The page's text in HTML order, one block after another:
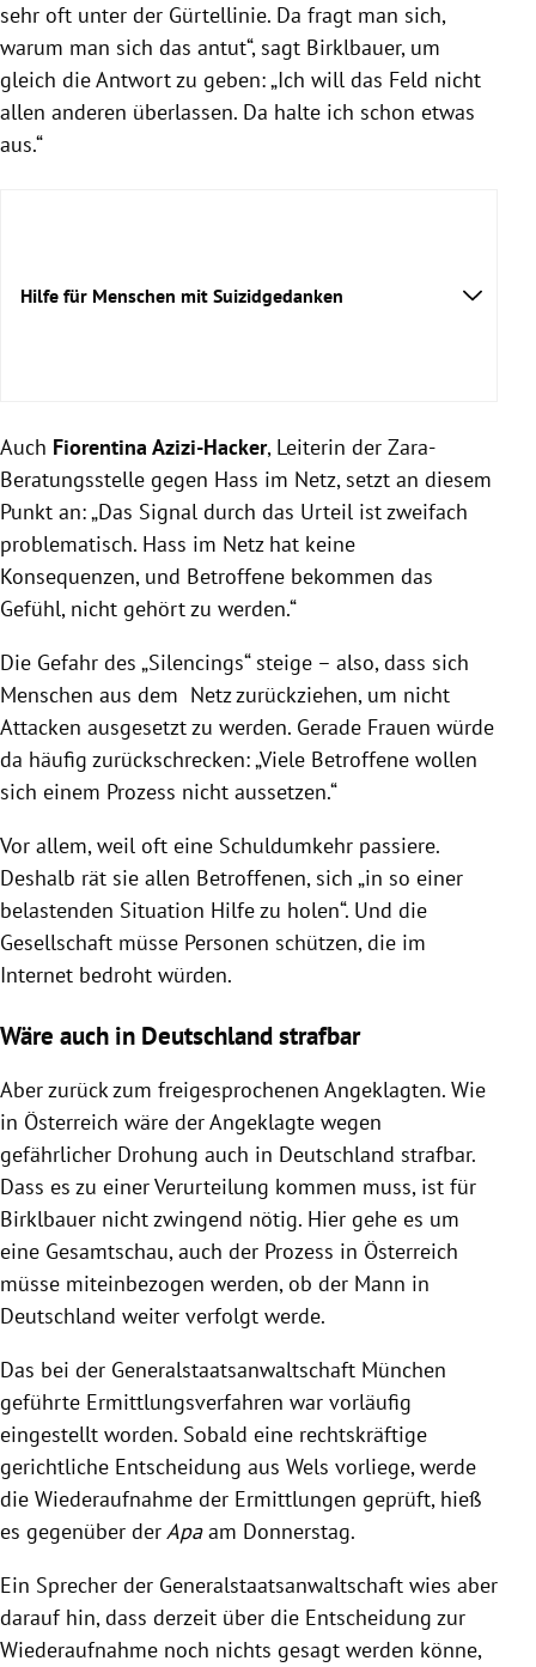
sehr oft unter der Gürtellinie. Da fragt man sich,
warum man sich das antut“, sagt Birklbauer, um
gleich die Antwort zu geben: „Ich will das Feld nicht
allen anderen überlassen. Da halte ich schon etwas
aus.“
Hilfe für Menschen mit Suizidgedanken
www.suizid-praevention.gv.at
www.frauenhelpline.at
www.aoef.at
www.interventionsstelle-wien.at
Auch Fiorentina Azizi-Hacker, Leiterin der Zara-
Beratungsstelle gegen Hass im Netz, setzt an diesem
Punkt an: „Das Signal durch das Urteil ist zweifach
problematisch. Hass im Netz hat keine
Konsequenzen, und Betroffene bekommen das
Gefühl, nicht gehört zu werden.“
Die Gefahr des „Silencings“ steige – also, dass sich
Menschen aus dem Netz zurückziehen, um nicht
Attacken ausgesetzt zu werden. Gerade Frauen würde
da häufig zurückschrecken: „Viele Betroffene wollen
sich einem Prozess nicht aussetzen.“
Vor allem, weil oft eine Schuldumkehr passiere.
Deshalb rät sie allen Betroffenen, sich „in so einer
belastenden Situation Hilfe zu holen“. Und die
Gesellschaft müsse Personen schützen, die im
Internet bedroht würden.
Wäre auch in Deutschland strafbar
Aber zurück zum freigesprochenen Angeklagten. Wie
in Österreich wäre der Angeklagte wegen
gefährlicher Drohung auch in Deutschland strafbar.
Dass es zu einer Verurteilung kommen muss, ist für
Birklbauer nicht zwingend nötig. Hier gehe es um
eine Gesamtschau, auch der Prozess in Österreich
müsse miteinbezogen werden, ob der Mann in
Deutschland weiter verfolgt werde.
Das bei der Generalstaatsanwaltschaft München
geführte Ermittlungsverfahren war vorläufig
eingestellt worden. Sobald eine rechtskräftige
gerichtliche Entscheidung aus Wels vorliege, werde
die Wiederaufnahme der Ermittlungen geprüft, hieß
es gegenüber derApaam Donnerstag.
Ein Sprecher der Generalstaatsanwaltschaft wies aber
darauf hin, dass derzeit über die Entscheidung zur
Wiederaufnahme noch nichts gesagt werden könne,